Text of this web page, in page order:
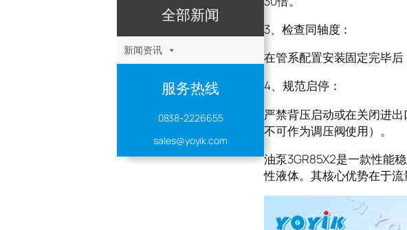
全部新闻
新闻资讯
服务热线
0838-2226655
sales@yoyik.com
3、检查同轴度：
在管系配置安装固定完毕
4、规范启停：
严禁背压启动或在关闭进
不可作为调压阀使用）。
油泵3GR85X2是一款性能
性液体。其核心优势在于流